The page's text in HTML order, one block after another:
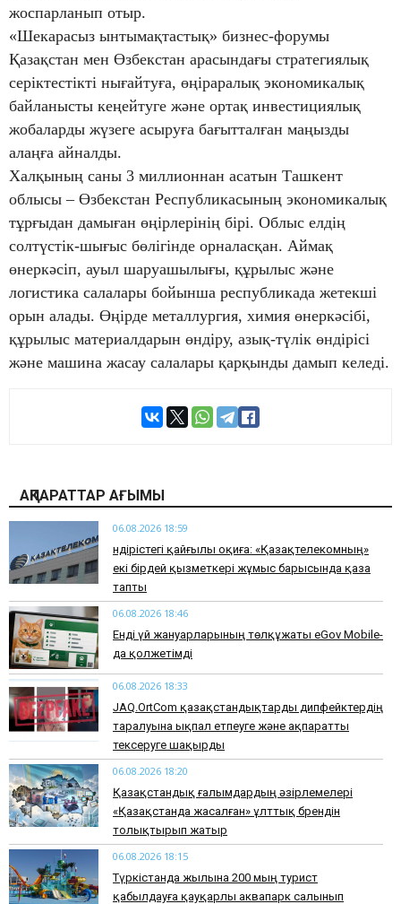
жоспарланып отыр.
«Шекарасыз ынтымақтастық» бизнес-форумы
Қазақстан мен Өзбекстан арасындағы стратегиялық
серіктестікті нығайтуға, өңіраралық экономикалық
байланысты кеңейтуге және ортақ инвестициялық
жобаларды жүзеге асыруға бағытталған маңызды
алаңға айналды.
Халқының саны 3 миллионнан асатын Ташкент
облысы – Өзбекстан Республикасының экономикалық
тұрғыдан дамыған өңірлерінің бірі. Облыс елдің
солтүстік-шығыс бөлігінде орналасқан. Аймақ
өнеркәсіп, ауыл шаруашылығы, құрылыс және
логистика салалары бойынша республикада жетекші
орын алады. Өңірде металлургия, химия өнеркәсібі,
құрылыс материалдарын өндіру, азық-түлік өндірісі
және машина жасау салалары қарқынды дамып келеді.
АҚПАРАТТАР АҒЫМЫ
06.08.2026 18:59
Өндірістегі қайғылы оқиға: «Қазақтелекомның»
екі бірдей қызметкері жұмыс барысында қаза
тапты
06.08.2026 18:46
Енді үй жануарларының төлқұжаты eGov Mobile-
да қолжетімді
06.08.2026 18:33
JAQ.OrtCom қазақстандықтарды дипфейктердің
таралуына ықпал етпеуге және ақпаратты
тексеруге шақырды
06.08.2026 18:20
Қазақстандық ғалымдардың әзірлемелері
«Қазақстанда жасалған» ұлттық брендін
толықтырып жатыр
06.08.2026 18:15
Түркістанда жылына 200 мың турист
қабылдауға қауқарлы аквапарк салынып